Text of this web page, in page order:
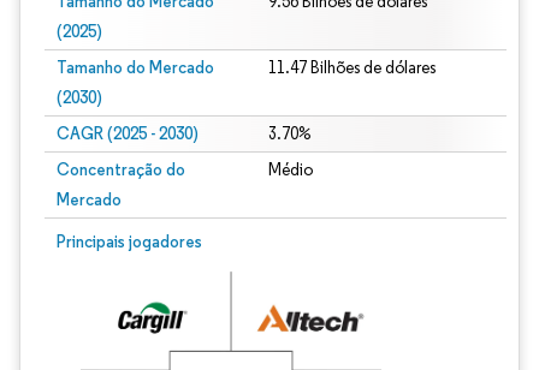
(2025)
Tamanho do Mercado
(2030)
11.47 Bilhões de dólares
CAGR (2025 - 2030) 3.70%
Concentração do
Mercado
Médio
Principais jogadores